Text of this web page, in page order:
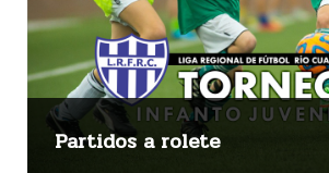
Partidos a rolete